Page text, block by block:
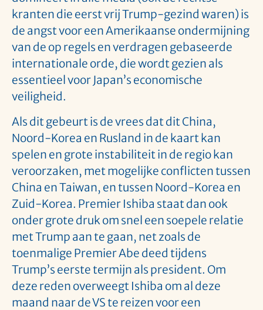
kranten die eerst vrij Trump-gezind waren) is
de angst voor een Amerikaanse ondermijning
van de op regels en verdragen gebaseerde
internationale orde, die wordt gezien als
essentieel voor Japan’s economische
veiligheid.
Als dit gebeurt is de vrees dat dit China,
Noord-Korea en Rusland in de kaart kan
spelen en grote instabiliteit in de regio kan
veroorzaken, met mogelijke conflicten tussen
China en Taiwan, en tussen Noord-Korea en
Zuid-Korea. Premier Ishiba staat dan ook
onder grote druk om snel een soepele relatie
met Trump aan te gaan, net zoals de
toenmalige Premier Abe deed tijdens
Trump’s eerste termijn als president. Om
deze reden overweegt Ishiba om al deze
maand naar de VS te reizen voor een